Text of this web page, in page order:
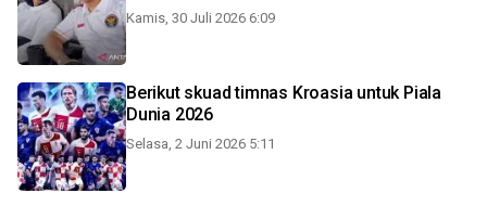
Kamis, 30 Juli 2026 6:09
Berikut skuad timnas Kroasia untuk Piala
Dunia 2026
Selasa, 2 Juni 2026 5:11